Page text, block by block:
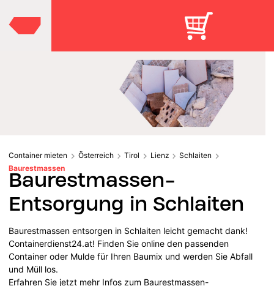
Container mieten Österreich Tirol Lienz
Schlaiten
Baurestmassen
Baurestmassen-
Entsorgung in Schlaiten
Baurestmassen entsorgen in Schlaiten leicht gemacht dank!
Containerdienst24.at! Finden Sie online den passenden
Container oder Mulde für Ihren Baumix und werden Sie Abfall
und Müll los.
Erfahren Sie jetzt mehr Infos zum Baurestmassen-